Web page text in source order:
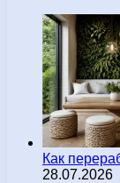
Как
28.07.2026